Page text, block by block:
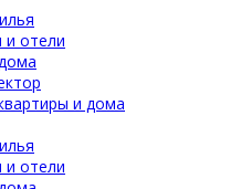
и отели
и дома
и отели